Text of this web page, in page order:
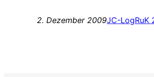
2. Dezember 2009JC-LogRuK